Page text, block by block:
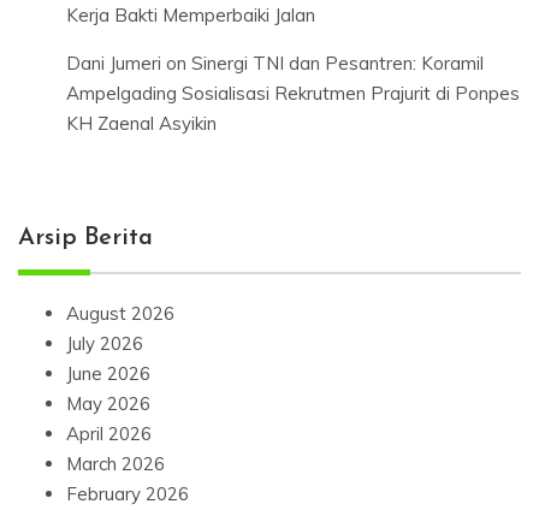
Kerja Bakti Memperbaiki Jalan
Dani Jumeri on Sinergi TNI dan Pesantren: Koramil
Ampelgading Sosialisasi Rekrutmen Prajurit di Ponpes
KH Zaenal Asyikin
Arsip Berita
August 2026
July 2026
June 2026
May 2026
April 2026
March 2026
February 2026